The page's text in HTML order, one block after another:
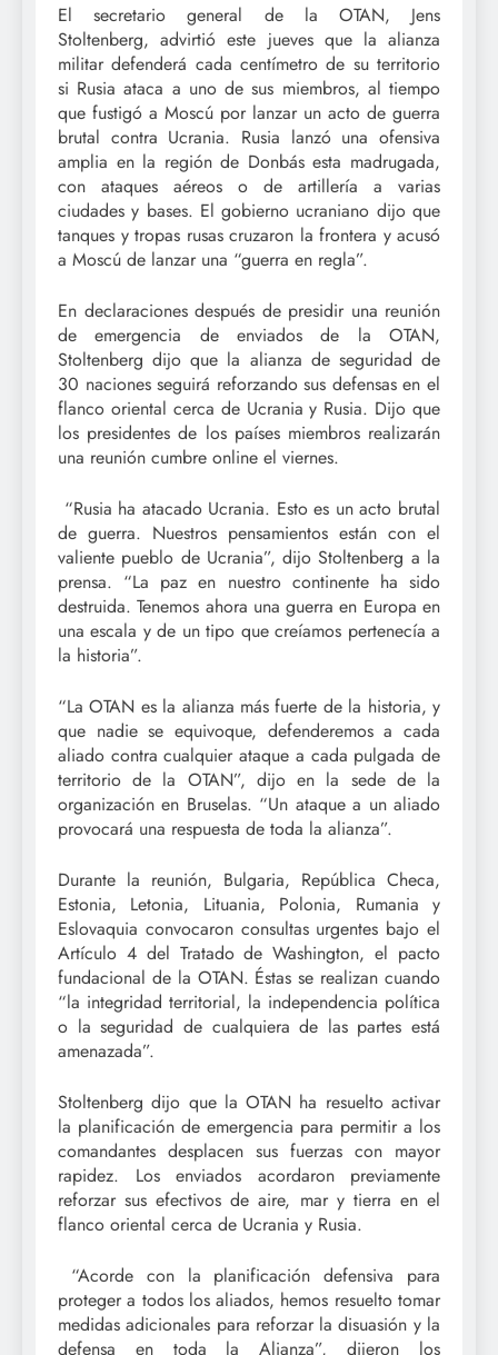
El secretario general de la OTAN, Jens
Stoltenberg, advirtió este jueves que la alianza
militar defenderá cada centímetro de su territorio
si Rusia ataca a uno de sus miembros, al tiempo
que fustigó a Moscú por lanzar un acto de guerra
brutal contra Ucrania. Rusia lanzó una ofensiva
amplia en la región de Donbás esta madrugada,
con ataques aéreos o de artillería a varias
ciudades y bases. El gobierno ucraniano dijo que
tanques y tropas rusas cruzaron la frontera y acusó
a Moscú de lanzar una “guerra en regla”.
En declaraciones después de presidir una reunión
de emergencia de enviados de la OTAN,
Stoltenberg dijo que la alianza de seguridad de
30 naciones seguirá reforzando sus defensas en el
flanco oriental cerca de Ucrania y Rusia. Dijo que
los presidentes de los países miembros realizarán
una reunión cumbre online el viernes.
“Rusia ha atacado Ucrania. Esto es un acto brutal
de guerra. Nuestros pensamientos están con el
valiente pueblo de Ucrania”, dijo Stoltenberg a la
prensa. “La paz en nuestro continente ha sido
destruida. Tenemos ahora una guerra en Europa en
una escala y de un tipo que creíamos pertenecía a
la historia”.
“La OTAN es la alianza más fuerte de la historia, y
que nadie se equivoque, defenderemos a cada
aliado contra cualquier ataque a cada pulgada de
territorio de la OTAN”, dijo en la sede de la
organización en Bruselas. “Un ataque a un aliado
provocará una respuesta de toda la alianza”.
Durante la reunión, Bulgaria, República Checa,
Estonia, Letonia, Lituania, Polonia, Rumania y
Eslovaquia convocaron consultas urgentes bajo el
Artículo 4 del Tratado de Washington, el pacto
fundacional de la OTAN. Éstas se realizan cuando
“la integridad territorial, la independencia política
o la seguridad de cualquiera de las partes está
amenazada”.
Stoltenberg dijo que la OTAN ha resuelto activar
la planificación de emergencia para permitir a los
comandantes desplacen sus fuerzas con mayor
rapidez. Los enviados acordaron previamente
reforzar sus efectivos de aire, mar y tierra en el
flanco oriental cerca de Ucrania y Rusia.
“Acorde con la planificación defensiva para
proteger a todos los aliados, hemos resuelto tomar
medidas adicionales para reforzar la disuasión y la
defensa en toda la Alianza”, dijeron los